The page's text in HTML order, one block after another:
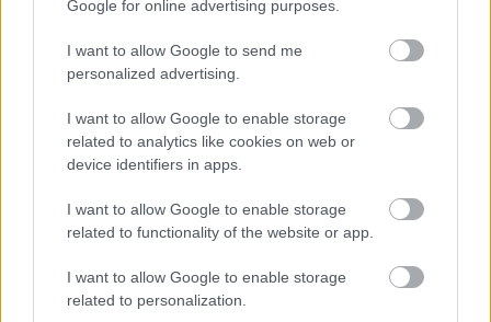
Google for online advertising purposes.
I want to allow Google to send me
personalized advertising.
I want to allow Google to enable storage
related to analytics like cookies on web or
device identifiers in apps.
I want to allow Google to enable storage
related to functionality of the website or app.
I want to allow Google to enable storage
related to personalization.
támadást indított a Wellington egyenesben,
próbált korrigálni a kormányzással. A manőver
szélesre sikerült, emiatt Lawson és Oscar Piastri is
elment mellette.
Lindblad ekkor jelentkezett be a rádión, egy
dühös felkiáltással kérve egy kis nyugalmat.